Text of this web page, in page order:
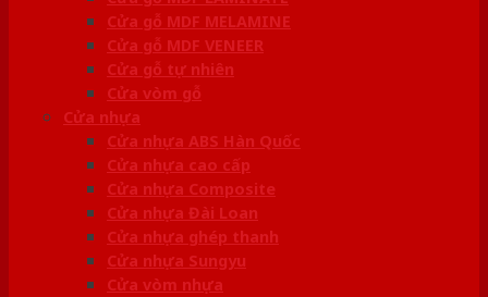
Cửa gỗ MDF MELAMINE
Cửa gỗ MDF VENEER
Cửa gỗ tự nhiên
Cửa vòm gỗ
Cửa nhựa
Cửa nhựa ABS Hàn Quốc
Cửa nhựa cao cấp
Cửa nhựa Composite
Cửa nhựa Đài Loan
Cửa nhựa ghép thanh
Cửa nhựa Sungyu
Cửa vòm nhựa